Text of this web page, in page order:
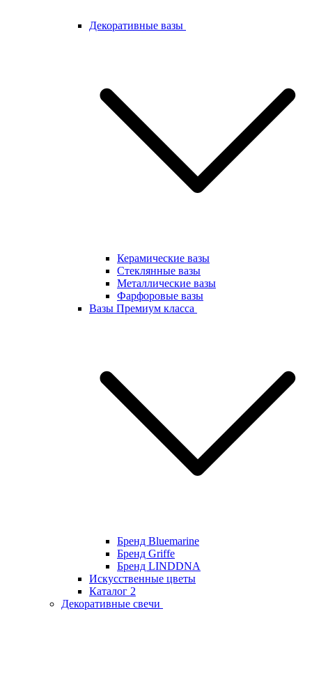
Декоративные вазы
Керамические вазы
Стеклянные вазы
Металлические вазы
Фарфоровые вазы
Вазы Премиум класса
Бренд Bluemarine
Бренд Griffe
Бренд LINDDNA
Искусственные цветы
Каталог 2
Декоративные свечи